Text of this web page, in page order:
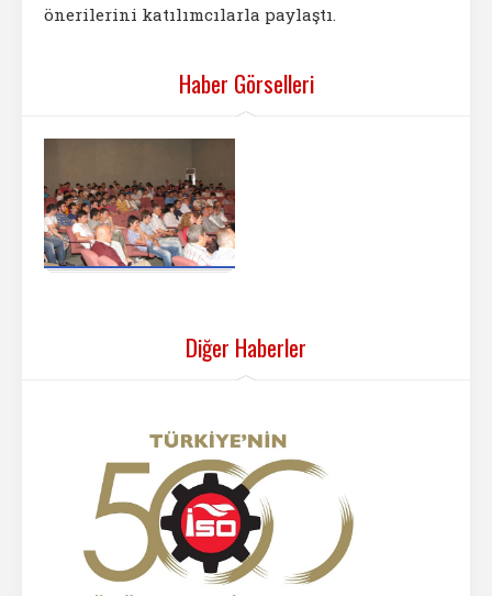
önerilerini katılımcılarla paylaştı.
Haber Görselleri
Diğer Haberler